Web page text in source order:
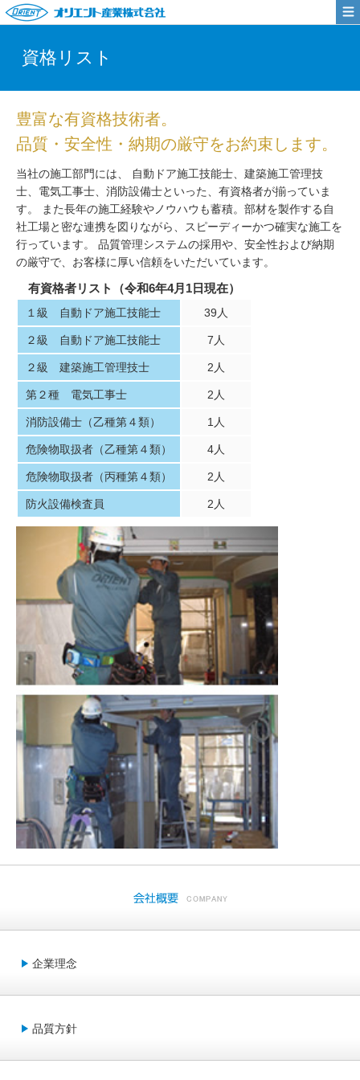
資格リスト
豊富な有資格技術者。
品質・安全性・納期の厳守をお約束します。
当社の施工部門には、 自動ドア施工技能士、建築施工管理技
士、電気工事士、消防設備士といった、有資格者が揃っていま
す。 また長年の施工経験やノウハウも蓄積。部材を製作する自
社工場と密な連携を図りながら、スピーディーかつ確実な施工を
行っています。 品質管理システムの採用や、安全性および納期
の厳守で、お客様に厚い信頼をいただいています。
有資格者リスト（令和6年4月1日現在）
１級 自動ドア施工技能士 39人
２級 自動ドア施工技能士 7人
２級 建築施工管理技士 2人
第２種 電気工事士 2人
消防設備士（乙種第４類） 1人
危険物取扱者（乙種第４類） 4人
危険物取扱者（丙種第４類） 2人
防火設備検査員 2人
企業理念
品質方針